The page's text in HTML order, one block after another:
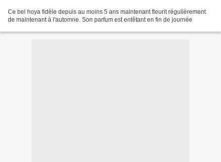
Ce bel hoya fidèle depuis au moins 5 ans maintenant fleurit régulièrement
de maintenant à l'automne. Son parfum est entêtant en fin de journée